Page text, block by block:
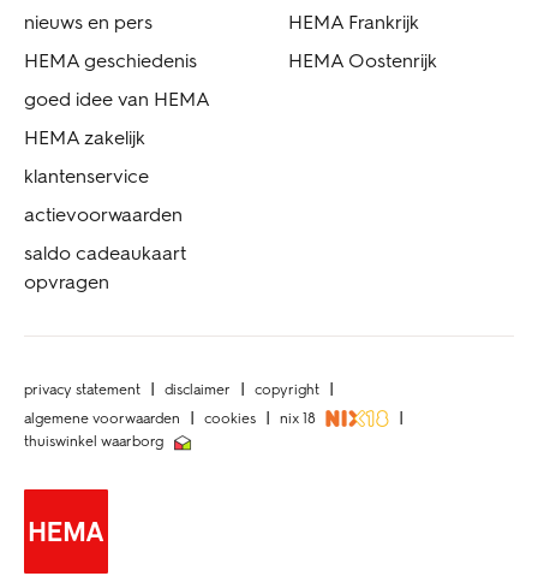
nieuws en pers
HEMA geschiedenis
goed idee van HEMA
HEMA zakelijk
klantenservice
actievoorwaarden
saldo cadeaukaart
opvragen
HEMA Frankrijk
HEMA Oostenrijk
privacy statement disclaimer
copyright
algemene voorwaarden
cookies
nix 18
thuiswinkel waarborg